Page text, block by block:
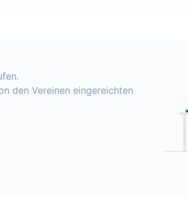
den Vereinen eingereichten